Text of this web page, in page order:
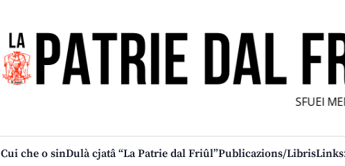
SFUEI
Cui che o sinDulà cjatâ “La Patrie dal Friûl”Publicazions/Libris